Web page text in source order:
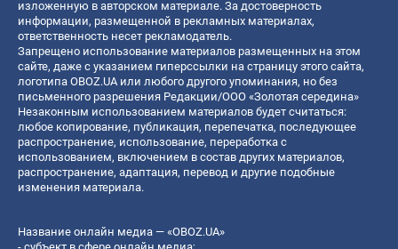
изложенную в авторском материале. За достоверность
информации, размещенной в рекламных материалах,
ответственность несет рекламодатель.
Запрещено использование материалов размещенных на этом
сайте, даже с указанием гиперссылки на страницу этого сайта,
логотипа OBOZ.UA или любого другого упоминания, но без
письменного разрешения Редакции/ООО «Золотая середина»
Незаконным использованием материалов будет считаться:
любое копирование, публикация, перепечатка, последующее
распространение, использование, переработка с
использованием, включением в состав других материалов,
распространение, адаптация, перевод и другие подобные
изменения материала.
Название онлайн медиа — «OBOZ.UA»